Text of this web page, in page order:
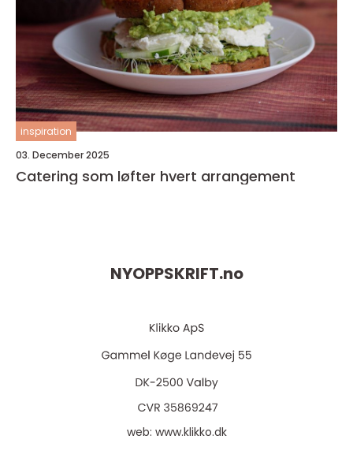
inspiration
03. December 2025
Catering som løfter hvert arrangement
NYOPPSKRIFT.no
web: www.klikko.dk